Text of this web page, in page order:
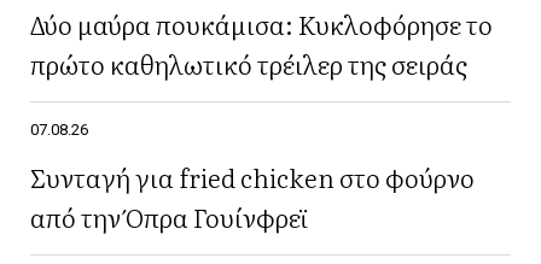
Δύο μαύρα πουκάμισα: Κυκλοφόρησε το
πρώτο καθηλωτικό τρέιλερ της σειράς
07.08.26
Συνταγή για fried chicken στο φούρνο
από την Όπρα Γουίνφρεϊ